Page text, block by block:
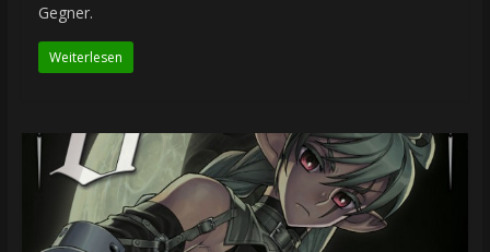
Gegner.
Weiterlesen